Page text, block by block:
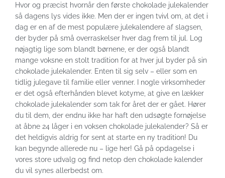
Hvor og præcist hvornår den første chokolade julekalender
så dagens lys vides ikke. Men der er ingen tvivl om, at det i
dag er en af de mest populære julekalendere af slagsen,
der byder på små overraskelser hver dag frem til jul. Log
nøjagtig lige som blandt børnene, er der også blandt
mange voksne en stolt tradition for at hver jul byder på sin
chokolade julekalender. Enten til sig selv – eller som en
tidlig julegave til familie eller venner. I nogle virksomheder
er det også efterhånden blevet kotyme, at give en lækker
chokolade julekalender som tak for året der er gået. Hører
du til dem, der endnu ikke har haft den udsøgte fornøjelse
at åbne 24 låger i en voksen chokolade julekalender? Så er
det heldigvis aldrig for sent at starte en ny tradition! Du
kan begynde allerede nu – lige her! Gå på opdagelse i
vores store udvalg og find netop den chokolade kalender
du vil synes allerbedst om.